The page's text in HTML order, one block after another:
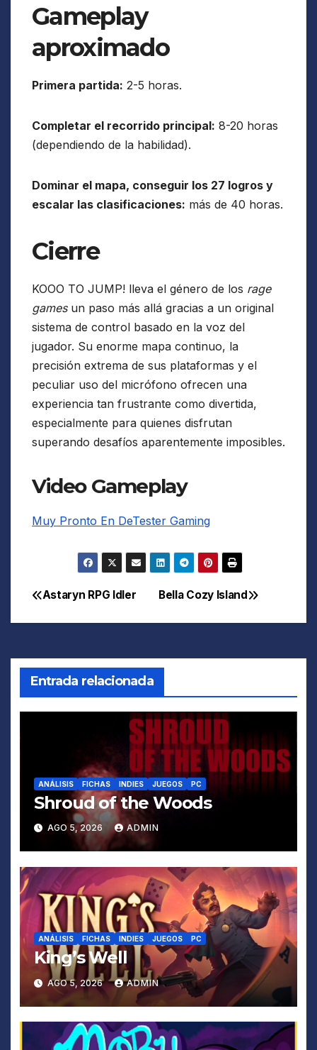
Gameplay
aproximado
Primera partida: 2-5 horas.
Completar el recorrido principal: 8-20 horas
(dependiendo de la habilidad).
Dominar el mapa, conseguir los 27 logros y
escalar las clasificaciones: más de 40 horas.
Cierre
KOOO TO JUMP! lleva el género de los rage
gamesun paso más allá gracias a un original
sistema de control basado en la voz del
jugador. Su enorme mapa continuo, la
precisión extrema de sus plataformas y el
peculiar uso del micrófono ofrecen una
experiencia tan frustrante como divertida,
especialmente para quienes disfrutan
superando desafíos aparentemente imposibles.
Video Gameplay
Muy Pronto En DeTester Gaming
Navegación
de
entradas
Bella Cozy Island
Astaryn RPG Idler
Entrada relacionada
ANÁLISIS FICHAS INDIES JUEGOS PC
Shroud of the Woods
AGO 5, 2026 ADMIN
ANÁLISIS FICHAS INDIES JUEGOS PC
King’s Well
AGO 5, 2026 ADMIN